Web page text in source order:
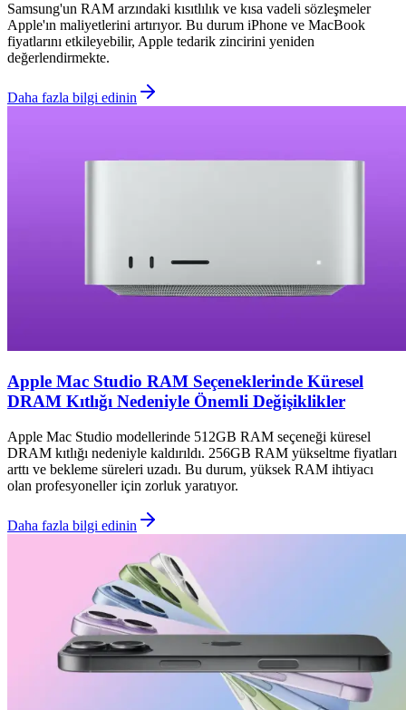
Samsung'un RAM arzındaki kısıtlılık ve kısa vadeli sözleşmeler
Apple'ın maliyetlerini artırıyor. Bu durum iPhone ve MacBook
fiyatlarını etkileyebilir, Apple tedarik zincirini yeniden
değerlendirmekte.
Daha fazla bilgi edinin
Apple Mac Studio RAM Seçeneklerinde Küresel
DRAM Kıtlığı Nedeniyle Önemli Değişiklikler
Apple Mac Studio modellerinde 512GB RAM seçeneği küresel
DRAM kıtlığı nedeniyle kaldırıldı. 256GB RAM yükseltme fiyatları
arttı ve bekleme süreleri uzadı. Bu durum, yüksek RAM ihtiyacı
olan profesyoneller için zorluk yaratıyor.
Daha fazla bilgi edinin